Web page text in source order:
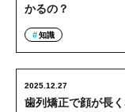
かるの？
知識
歯列矯正で顔が長
2025.12.27